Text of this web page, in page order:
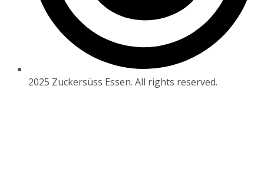
2025 Zuckersüss Essen. All rights reserved.